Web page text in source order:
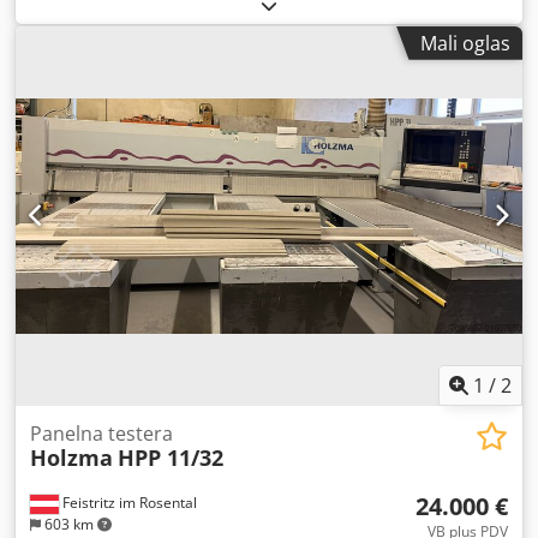
Mali oglas
1 /2
Feistritz im Rosental
603 km
Panelna testera
Holzma HPP 11/32
24.000 €
VB plus PDV